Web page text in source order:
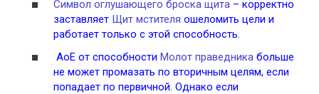
Символ оглушающего броска щита – корректно
заставляет Щит мстителя ошеломить цели и
работает только с этой способность.
АоЕ от способности Молот праведника больше
не может промазать по вторичным целям, если
попадает по первичной. Однако если